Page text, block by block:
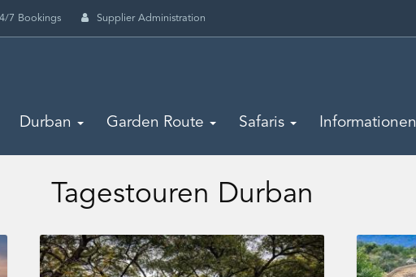
7 Bookings Supplier Administration
Durban Garden Route Safaris Informationen
Tagestouren Durban